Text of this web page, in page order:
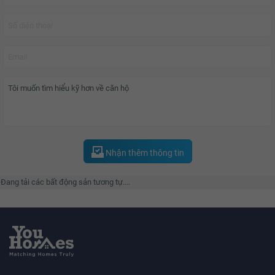
Với mật độ xây dựng chỉ chiếm 19% cho xây dựng, đã tạo nên khoảng không
Dự án được chia thành 5 phần The Park, The Sea, The River, The Lake được
chia rõ ràng và bố trí hợp phong thủy, hồ điều hòa rộng lớn với lên đến 24.5ha
cùng biển nhân tạo duy nhất tại miền Bắc lên đến lơn 6.5ha dành riêng cho
cư dân trải nghiệm.
hữu một căn hộ đáng mơ ước trong cộng đồng dân cư văn minh và hiện đại
tạiVinhomes Ocean Park
Nhận thêm thông tin
tải các bất động sản tương tự....